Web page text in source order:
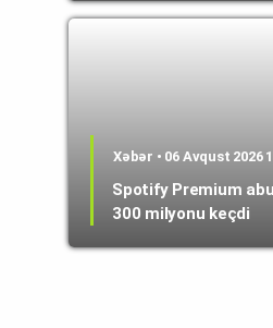
Xəbər • 06 Avqust 2026
Spotify Premium
300 milyonu keçdi